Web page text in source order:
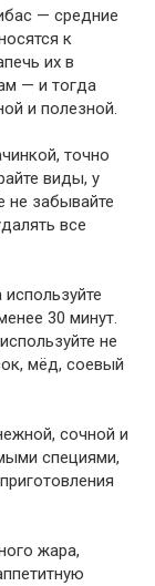
— средние
к
их в
— и тогда
и полезной.
точно
виды, у
не забывайте
все
30 минут.
не
мёд, соевый
сочной и
специями,
жара,